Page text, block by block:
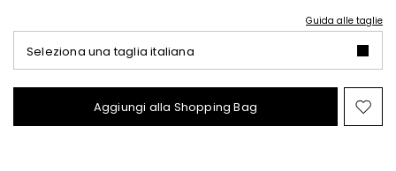
Guida alle taglie
Seleziona una taglia italiana
Aggiungi alla Shopping Bag